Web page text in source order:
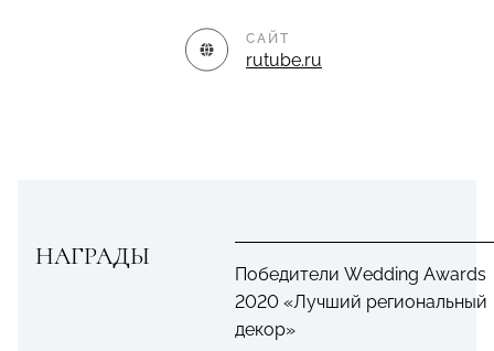
САЙТ
rutube.ru
НАГРАДЫ
Победители Wedding Awards
2020 «Лучший региональный
декор»